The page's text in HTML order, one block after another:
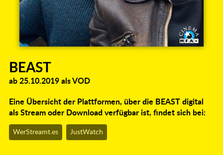
BEAST
ab 25.10.2019 als VOD
Eine Übersicht der Plattformen, über die BEAST digital
als Stream oder Download verfügbar ist, findet sich bei:
WerStreamt.es JustWatch